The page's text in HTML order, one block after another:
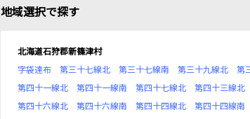
地域選択で探す
北海道石狩郡新篠津村
字袋達布
第三十七線北 第三十七線南 第三十九線北 第
第四十一線北
第四十一線南 第四十七線北 第四十三線北
第四十六線北
第四十六線南 第四十四線北 第四十四線南